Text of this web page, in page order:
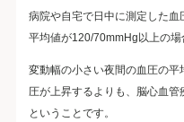
病院や自宅で日中に測定した
平均値が120/70mmHg以上の場
変動幅の小さい夜間の血圧の
圧が上昇するよりも、脳心血
ということです。